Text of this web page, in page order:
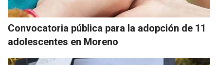
Convocatoria pública para la adopción de 11
adolescentes en Moreno